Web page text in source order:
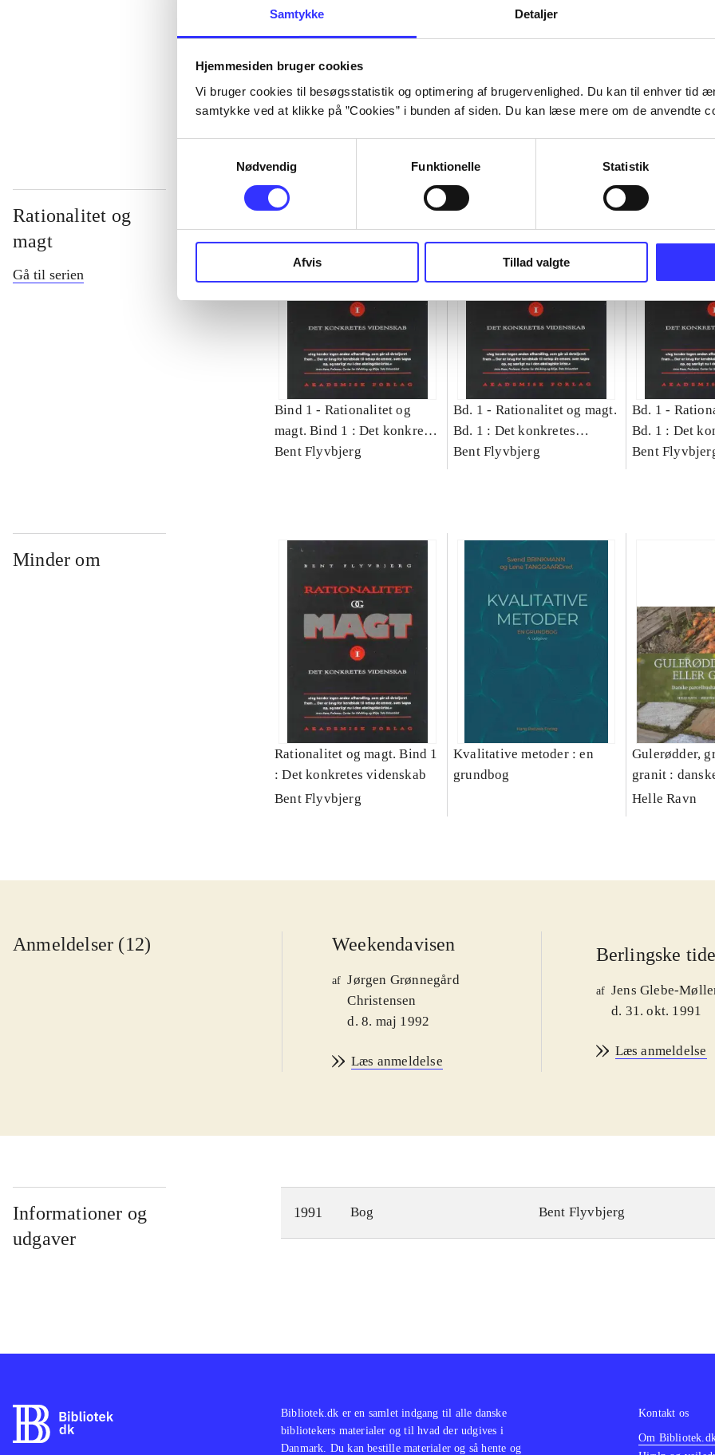
Samtykke Detaljer
Hjemmesiden bruger cookies
Vi bruger cookies til besøgsstatistik og optimering af brugervenlighed. Du kan til enhver tid
samtykke ved at klikke på ”Cookies” i bunden af siden. Du kan læse mere om de anvendte
Nødvendig
Funktionelle Statistik
Afvis Tillad valgte
...
...
Rationalitet og
magt
Gå til serien
Bind 1 - Rationalitet og
magt. Bind 1 : Det konkretes
videnskab
Bent Flyvbjerg
Bd. 1 - Rationalitet og magt.
Bd. 1 : Det konkretes
videnskab
Bent Flyvbjerg
Bd. 1 -
Bd. 1 : Det
videnskab
Bent
Minder om
Rationalitet og magt. Bind 1
: Det konkretes videnskab
Bent Flyvbjerg
Kvalitative metoder : en
grundbog
Gulerødder,
granit :
Helle Ravn
Anmeldelser (12) Weekendavisen
af Jørgen Grønnegård
Christensen
d. 8. maj 1992
Læs anmeldelse
Berlingske
af Jens Glebe-
d. 31. okt. 1991
Læs anmeldelse
Informationer og
udgaver
1991 Bog Bent Flyvbjerg
Bibliotek.dk er en samlet indgang til alle danske
bibliotekers materialer og til hvad der udgives i
Danmark. Du kan bestille materialer og så hente og
Kontakt os
Om